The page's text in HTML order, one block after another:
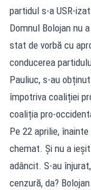
partidul s-a USR-
Domnul Bolojan nu
stat de vorbă cu
conducerea
Pauliuc, s-au
împotriva coaliției
coaliția pro-
Pe 22 aprilie,
chemat. Și nu a
adâncit. S-au
cenzură, da?